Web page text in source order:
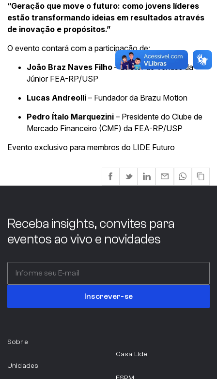
“Geração que move o futuro: como jovens líderes
estão transformando ideias em resultados através
de inovação e propósitos.”
O evento contará com a participação de:
João Braz Naves Filho – Diretor de Vendas da
Júnior FEA-RP/USP
Lucas Andreolli – Fundador da Brazu Motion
Pedro Ítalo Marquezini – Presidente do Clube de
Mercado Financeiro (CMF) da FEA-RP/USP
Evento exclusivo para membros do LIDE Futuro
Receba insights, convites para
eventos ao vivo e novidades
Inscrever-se
Sobre
Unidades
Casa Lide